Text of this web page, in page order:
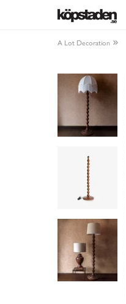
A Lot Decoration